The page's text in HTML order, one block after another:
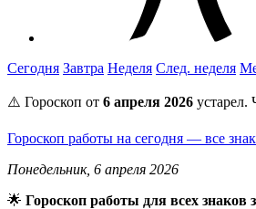
Сегодня Завтра Неделя След. неделя
⚠️ Гороскоп от 6 апреля 2026 устарел.
Гороскоп работы на сегодня — все
Понедельник, 6 апреля 2026
🌟 Гороскоп работы для всех знаков